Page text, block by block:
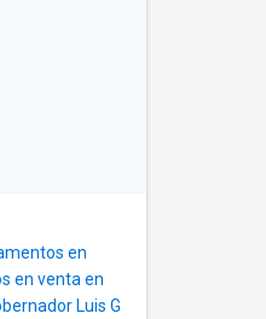
en
en venta en
Luis G